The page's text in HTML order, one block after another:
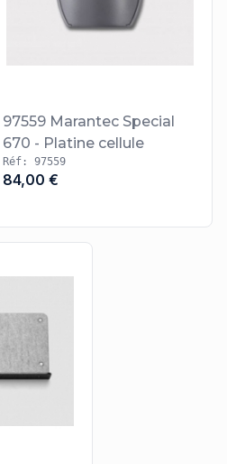
97559 Marantec Special
670 - Platine cellule
Réf: 97559
84,00 €